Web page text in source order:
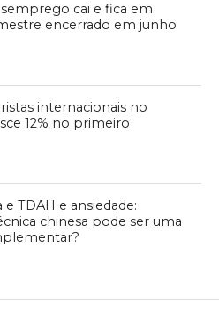
cai e fica em
encerrado em junho
internacionais no
12% no primeiro
TDAH e ansiedade:
chinesa pode ser uma